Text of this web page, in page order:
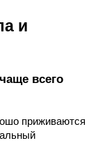
и
всего
приживаются